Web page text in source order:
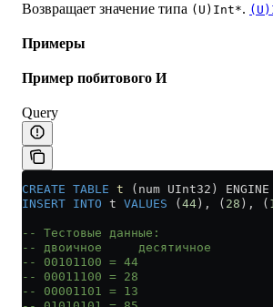
Возвращает значение типа (U)Int*.
Примеры
Пример побитового И
Query
CREATE TABLE t (num UInt32) ENGINE
INSERT INTO t VALUES ( 44 ), ( 28 ), (
-- Тестовые данные:
-- двоичное     десятичное
-- 00101100 = 44
-- 00011100 = 28
-- 00001101 = 13